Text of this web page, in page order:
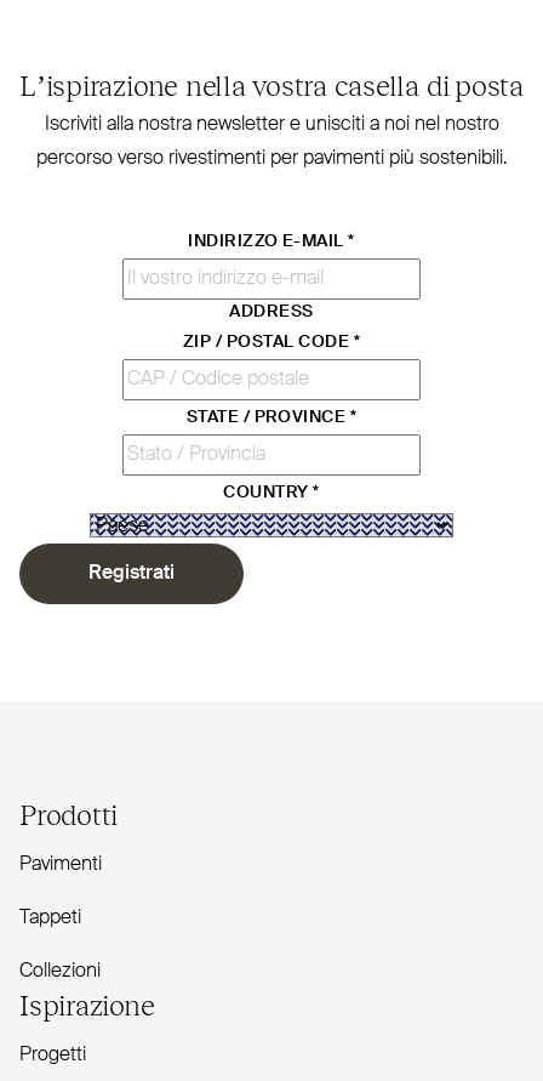
L’ispirazione nella vostra casella di posta
Iscriviti alla nostra new­sletter e unisciti a noi nel nostro
percorso verso rive­stimenti per pavimenti più sostenibili.
INDIRIZZO E-MAIL*
ADDRESS
ZIP / POSTAL CODE *
STATE / PROVINCE *
COUNTRY*
Registrati
Prodotti
Pavimenti
Tappeti
Collezioni
Ispirazione
Progetti